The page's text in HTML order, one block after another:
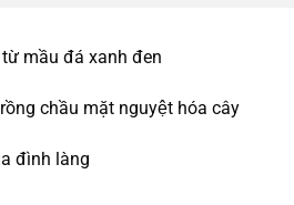
mầu đá xanh đen
chầu mặt nguyệt hóa cây
đình làng